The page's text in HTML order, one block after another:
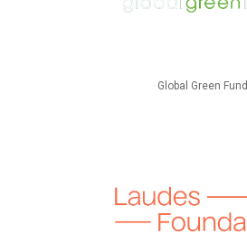
Global Green Fund